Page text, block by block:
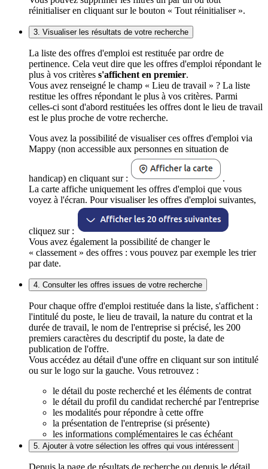
réinitialiser en cliquant sur le bouton « Tout réinitialiser ».
3. Visualiser les résultats de votre recherche
La liste des offres d'emploi est restituée par ordre de
pertinence. Cela veut dire que les offres d'emploi répondant le
plus à vos critères s'affichent en premier.
Vous avez renseigné le champ « Lieu de travail » ? La liste
restitue les offres répondant le plus à vos critères. Parmi
celles-ci sont d'abord restituées les offres dont le lieu de travail
est le plus proche de votre recherche.
Vous avez la possibilité de visualiser ces offres d'emploi via
Mappy (non accessible aux personnes en situation de
handicap) en cliquant sur :
.
La carte affiche uniquement les offres d'emploi que vous
voyez à l'écran. Pour visualiser les offres d'emploi suivantes,
cliquez sur :
Vous avez également la possibilité de changer le
« classement » des offres : vous pouvez par exemple les trier
par date.
4. Consulter les offres issues de votre recherche
Pour chaque offre d'emploi restituée dans la liste, s'affichent :
l'intitulé du poste, le lieu de travail, la nature du contrat et la
durée de travail, le nom de l'entreprise si précisé, les 200
premiers caractères du descriptif du poste, la date de
publication de l'offre.
Vous accédez au détail d'une offre en cliquant sur son intitulé
ou sur le logo sur la gauche. Vous retrouvez :
le détail du poste recherché et les éléments de contrat
le détail du profil du candidat recherché par l'entreprise
les modalités pour répondre à cette offre
la présentation de l'entreprise (si présente)
les informations complémentaires le cas échéant
5. Ajouter à votre sélection les offres qui vous intéressent
Depuis la page de résultats de recherche ou depuis le détail